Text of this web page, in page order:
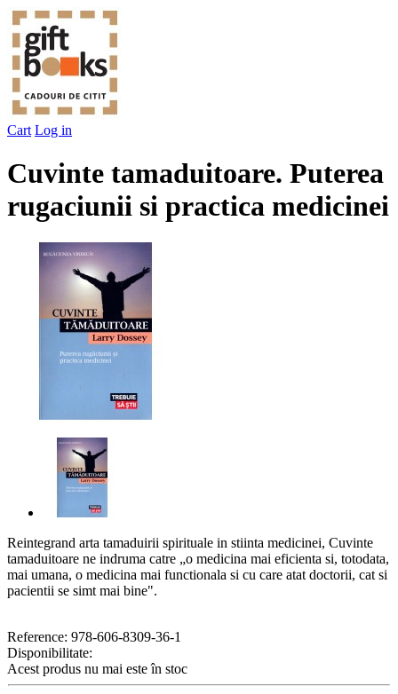
Cart Log in
Cuvinte tamaduitoare. Puterea
rugaciunii si practica medicinei
Reintegrand arta tamaduirii spirituale in stiinta medicinei, Cuvinte
tamaduitoare ne indruma catre „o medicina mai eficienta si, totodata,
mai umana, o medicina mai functionala si cu care atat doctorii, cat si
pacientii se simt mai bine".
Reference: 978-606-8309-36-1
Disponibilitate:
Acest produs nu mai este în stoc